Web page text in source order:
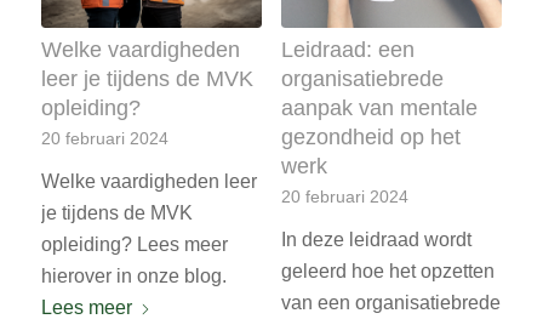
Welke vaardigheden
leer je tijdens de MVK
opleiding?
20 februari 2024
Welke vaardigheden leer
je tijdens de MVK
opleiding? Lees meer
hierover in onze blog.
Lees meer
Leidraad: een
organisatiebrede
aanpak van mentale
gezondheid op het
werk
20 februari 2024
In deze leidraad wordt
geleerd hoe het opzetten
van een organisatiebrede